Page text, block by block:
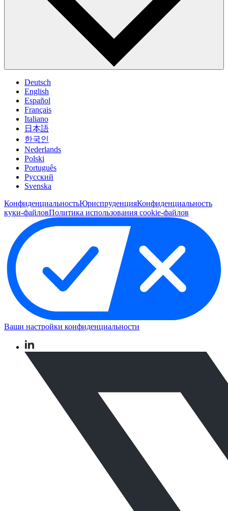
Deutsch
English
Español
Français
Italiano
日本語
한국인
Nederlands
Polski
Português
Pусский
Svenska
КонфиденциальностьЮриспруденцияКонфиденциальность
куки-файловПолитика использования cookie-файлов
Ваши настройки конфиденциальности